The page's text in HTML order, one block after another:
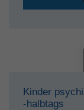
Kinder
-halbtags